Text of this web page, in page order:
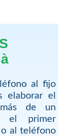
al fijo
elaborar el
de un
el primer
al teléfono